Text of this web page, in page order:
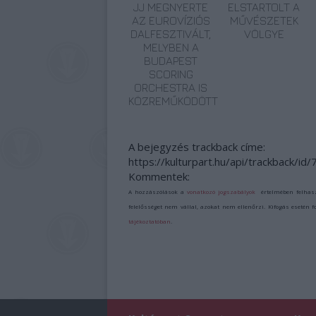
JJ MEGNYERTE
AZ EUROVÍZIÓS
DALFESZTIVÁLT,
MELYBEN A
BUDAPEST
SCORING
ORCHESTRA IS
KÖZREMŰKÖDÖTT
ELSTARTOLT A
MŰVÉSZETEK
VÖLGYE
A bejegyzés trackback címe:
https://kulturpart.hu/api/trackback/id/
Kommentek:
A hozzászólások avonatkozó jogszabályok értelmében
felelősséget nem vállal, azokat nem ellenőrzi. Kifogás esetén
tájékoztatóban